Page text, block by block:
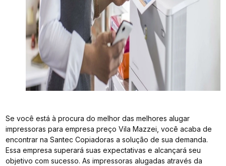
Se você está à procura do melhor das melhores alugar
impressoras para empresa preço Vila Mazzei, você acaba de
encontrar na Santec Copiadoras a solução de sua demanda.
Essa empresa superará suas expectativas e alcançará seu
objetivo com sucesso. As impressoras alugadas através da